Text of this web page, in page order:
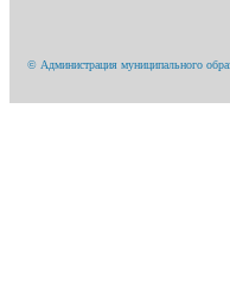
© Администрация муниципального